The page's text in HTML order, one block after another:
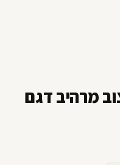
מרהיב דגם